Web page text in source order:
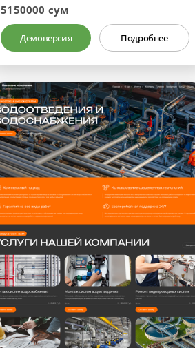
5150000 сум
Демоверсия Подробнее